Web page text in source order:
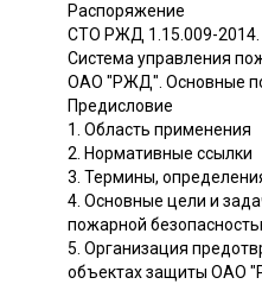
Распоряжение
СТО РЖД 1.15.009-
Система управления
ОАО "РЖД". Основные
Предисловие
1. Область применения
2. Нормативные ссылки
3. Термины,
4. Основные цели и
пожарной
5. Организация
объектах защиты ОАО